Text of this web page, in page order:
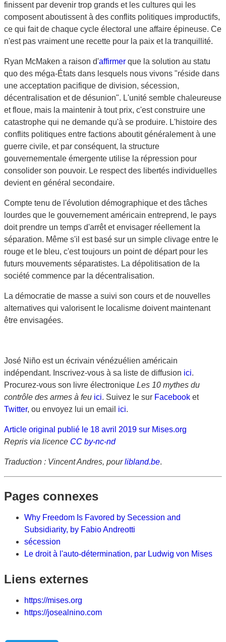
finissent par devenir trop grands et les cultures qui les
composent aboutissent à des conflits politiques improductifs,
ce qui fait de chaque cycle électoral une affaire épineuse. Ce
n'est pas vraiment une recette pour la paix et la tranquillité.
Ryan McMaken a raison d'affirmer que la solution au statu
quo des méga-États dans lesquels nous vivons "réside dans
une acceptation pacifique de division, sécession,
décentralisation et de désunion". L'unité semble chaleureuse
et floue, mais la maintenir à tout prix, c'est construire une
catastrophe qui ne demande qu'à se produire. L'histoire des
conflits politiques entre factions aboutit généralement à une
guerre civile, et par conséquent, la structure
gouvernementale émergente utilise la répression pour
consolider son pouvoir. Le respect des libertés individuelles
devient en général secondaire.
Compte tenu de l'évolution démographique et des tâches
lourdes que le gouvernement américain entreprend, le pays
doit prendre un temps d'arrêt et envisager réellement la
séparation. Même s'il est basé sur un simple clivage entre le
rouge et le bleu, c'est toujours un point de départ pour les
futurs mouvements séparatistes. La dépolitisation de la
société commence par la décentralisation.
La démocratie de masse a suivi son cours et de nouvelles
alternatives qui valorisent le localisme doivent maintenant
être envisagées.
José Niño est un écrivain vénézuélien américain
indépendant. Inscrivez-vous à sa liste de diffusion ici.
Procurez-vous son livre électronique Les 10 mythes du
contrôle des armes à feu ici. Suivez le sur Facebook et
Twitter, ou envoyez lui un email ici.
Article original publié le 18 avril 2019 sur Mises.org
Repris via licence CC by-nc-nd
Traduction : Vincent Andres, pourlibland.be.
Pages connexes
Why Freedom Is Favored by Secession and
Subsidiarity, by Fabio Andreotti
sécession
Le droit à l'auto-détermination, par Ludwig von Mises
Liens externes
https://mises.org
https://josealnino.com